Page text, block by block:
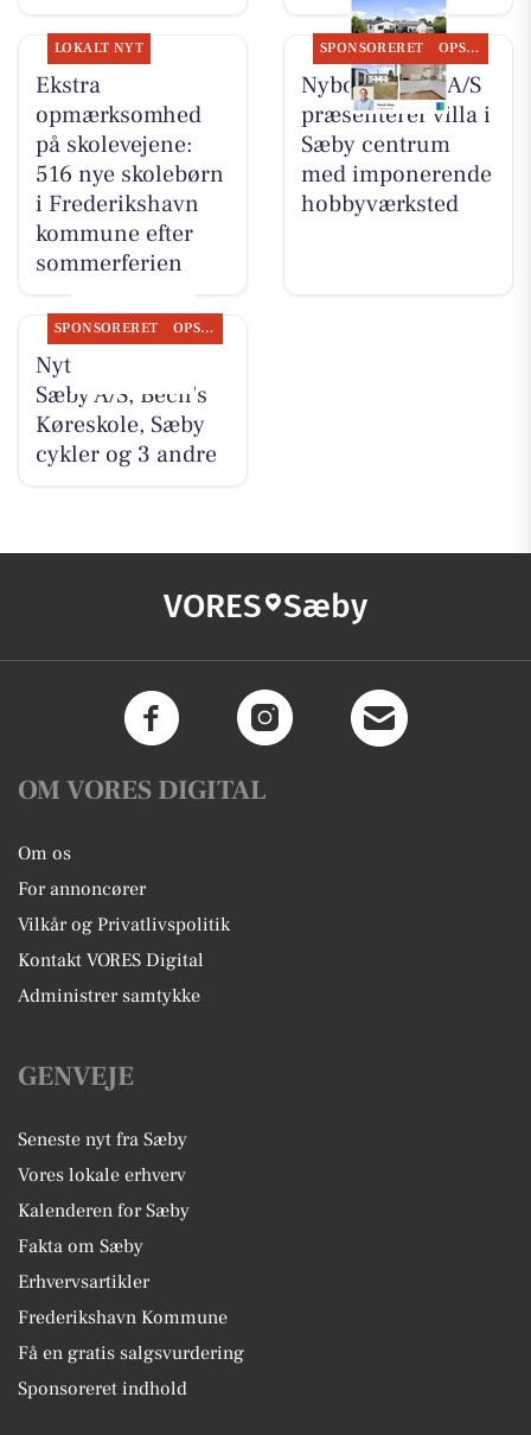
LOKALT NYT
Ekstra
opmærksomhed
på skolevejene:
516 nye skolebørn
i Frederikshavn
kommune efter
sommerferien
SPONSORERET OPSLAGSTAVLEN
Nybolig Sæby A/S
præsenterer villa i
Sæby centrum
med imponerende
hobbyværksted
SPONSORERET OPSLAGSTAVLEN
Nyt fra Nybolig
Sæby A/S, Bech's
Køreskole, Sæby
cykler og 3 andre
VORES Sæby
OM VORES DIGITAL
Om os
For annoncører
Vilkår og Privatlivspolitik
Kontakt VORES Digital
Administrer samtykke
GENVEJE
Seneste nyt fra Sæby
Vores lokale erhverv
Kalenderen for Sæby
Fakta om Sæby
Erhvervsartikler
Frederikshavn Kommune
Få en gratis salgsvurdering
Sponsoreret indhold